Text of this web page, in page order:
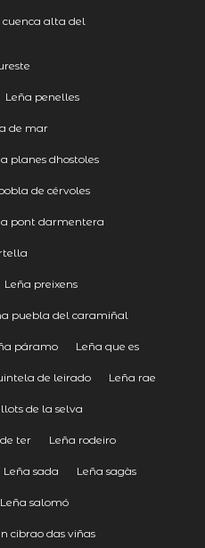
alta del
Leña penelles
de mar
planes dhostoles
de cérvoles
pont darmentera
Leña preixens
puebla del caramiñal
páramo Leña que es
de leirado Leña rae
de la selva
ter Leña rodeiro
Leña sada Leña sagàs
Leña salomó
cibrao das viñas